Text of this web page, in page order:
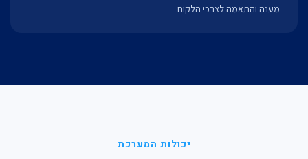
מענה והתאמה לצרכי הלקוח
יכולות המערכת